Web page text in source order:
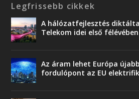
Legfrissebb cikkek
A hálózatfejlesztés
Telekom idei első félévében
Az áram lehet Európa
fordulópont az EU